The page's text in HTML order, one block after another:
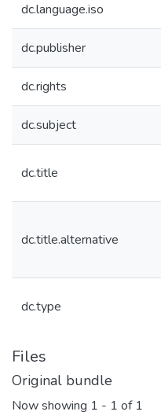
dc.language.iso
dc.publisher
dc.rights
dc.subject
dc.title
dc.title.alternative
dc.type
Files
Original bundle
Now showing 1 - 1 of 1